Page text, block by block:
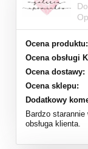
Ocena produktu:
Ocena obsługi
Ocena dostawy:
Ocena sklepu:
Dodatkowy
Bardzo
obsługa klienta.